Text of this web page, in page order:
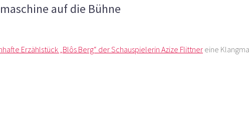
auf die Bühne
Erzählstück „Blôs Berg“ der Schauspielerin Azize Flittner eine